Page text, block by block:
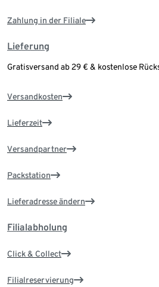
Zahlung in der Filiale
Lieferung
Gratisversand ab 29 € & kostenlose
Versandkosten
Lieferzeit
Versandpartner
Packstation
Lieferadresse ändern
Filialabholung
Click & Collect
Filialreservierung